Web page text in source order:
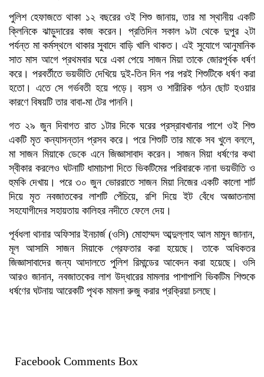
পুলিশ হেফাজতে থাকা ১২ বছরের ওই শিশু জানায়, তার মা স্থানীয় একটি
ক্লিনিকে ঝাড়ুদারের কাজ করেন। প্রতিদিন সকাল ৯টা থেকে দুপুর ২টা
পর্যন্ত মা কর্মস্থলে থাকার সুবাদে বাড়ি খালি থাকত। এই সুযোগে আনুমানিক
সাত মাস আগে প্রথমবার ঘরে একা পেয়ে সাজন মিয়া তাকে জোরপূর্বক ধর্ষণ
করে। পরবর্তীতে ভয়ভীতি দেখিয়ে দুই-তিন দিন পর পরই শিশুটিকে ধর্ষণ করা
হতো। এতে সে গর্ভবতী হয়ে পড়ে। বয়স ও শারীরিক গঠন ছোট হওয়ার
কারণে বিষয়টি তার বাবা-মা টের পাননি।
গত ২৯ জুন দিবাগত রাত ১টার দিকে ঘরের প্রস্রাবখানার পাশে ওই শিশু
একটি মৃত কন্যাসন্তান প্রসব করে। পরে শিশুটি তার মাকে সব খুলে বললে,
মা সাজন মিয়াকে ডেকে এনে জিজ্ঞাসাবাদ করেন। সাজন মিয়া ধর্ষণের কথা
স্বীকার করলেও ঘটনাটি ধামাচাপা দিতে ভিকটিমের পরিবারকে নানা ভয়ভীতি ও
হুমকি দেখায়। পরে ৩০ জুন ভোররাতে সাজন মিয়া নিজের একটি কালো শার্ট
দিয়ে মৃত নবজাতকের লাশটি পেঁচিয়ে, রশি দিয়ে ইট বেঁধে অজ্ঞাতনামা
সহযোগীদের সহায়তায় কালিহর নদীতে ফেলে দেয়।
পূর্বধলা থানার অফিসার ইনচার্জ (ওসি) মোহাম্মদ আব্দুল্লাহ আল মামুন জানান,
মূল আসামি সাজন মিয়াকে গ্রেফতার করা হয়েছে। তাকে অধিকতর
জিজ্ঞাসাবাদের জন্য আদালতে পুলিশ রিমান্ডের আবেদন করা হয়েছে। ওসি
আরও জানান, নবজাতকের লাশ উদ্ধারের মামলার পাশাপাশি ভিকটিম শিশুকে
ধর্ষণের ঘটনায় আরেকটি পৃথক মামলা রুজু করার প্রক্রিয়া চলছে।
Facebook Comments Box